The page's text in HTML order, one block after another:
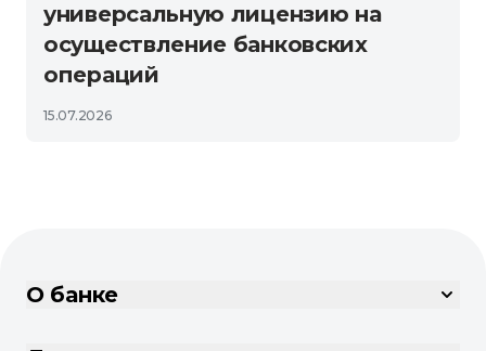
универсальную лицензию на
осуществление банковских
операций
15.07.2026
О банке